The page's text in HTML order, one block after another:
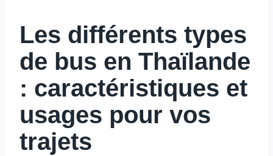
Les différents types
de bus en Thaïlande
: caractéristiques et
usages pour vos
trajets